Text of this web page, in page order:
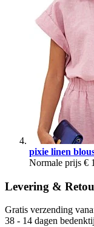
pixie linen
Normale prijs €
Levering &
Gratis verzending
38 - 14 dagen